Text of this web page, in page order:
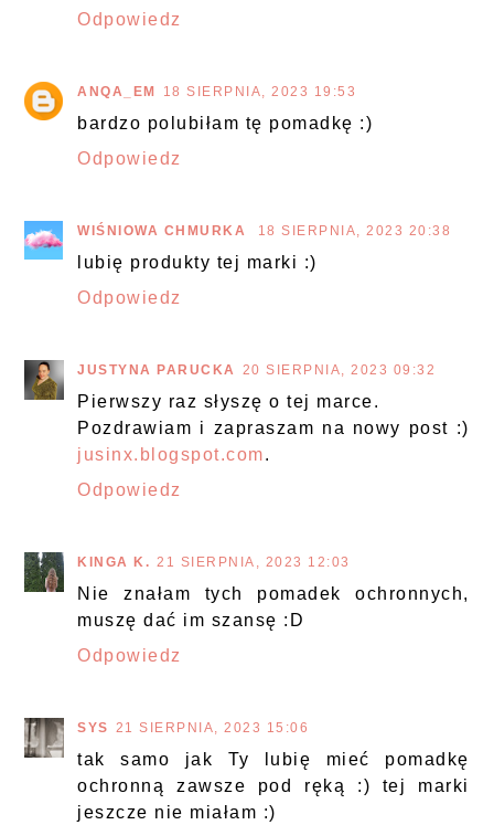
Odpowiedz
ANQA_EM 18 SIERPNIA, 2023 19:53
bardzo polubiłam tę pomadkę :)
Odpowiedz
WIŚNIOWA CHMURKA 18 SIERPNIA, 2023 20:38
lubię produkty tej marki :)
Odpowiedz
JUSTYNA PARUCKA 20 SIERPNIA, 2023 09:32
Pierwszy raz słyszę o tej marce.
Pozdrawiam i zapraszam na nowy post :)
jusinx.blogspot.com.
Odpowiedz
KINGA K. 21 SIERPNIA, 2023 12:03
Nie znałam tych pomadek ochronnych,
muszę dać im szansę :D
Odpowiedz
SYS 21 SIERPNIA, 2023 15:06
tak samo jak Ty lubię mieć pomadkę
ochronną zawsze pod ręką :) tej marki
jeszcze nie miałam :)